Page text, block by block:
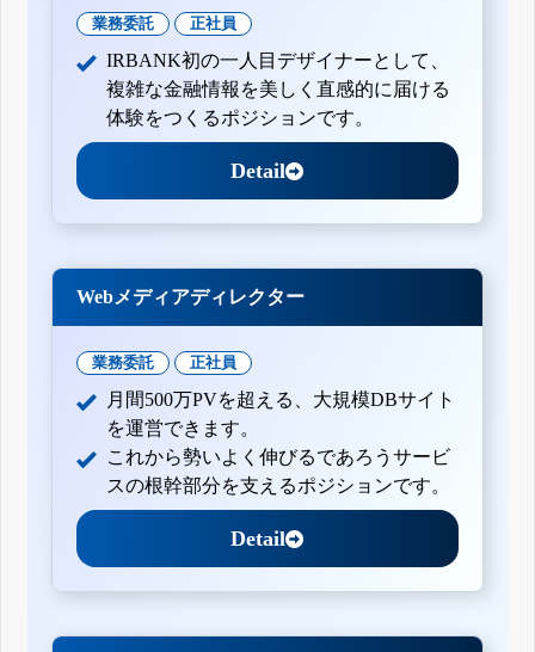
業務委託 正社員
IRBANK初の一人目デザイナーとして、
複雑な金融情報を美しく直感的に届ける
体験をつくるポジションです。
Detail
Webメディアディレクター
業務委託 正社員
月間500万PVを超える、大規模DBサイト
を運営できます。
これから勢いよく伸びるであろうサービ
スの根幹部分を支えるポジションです。
Detail